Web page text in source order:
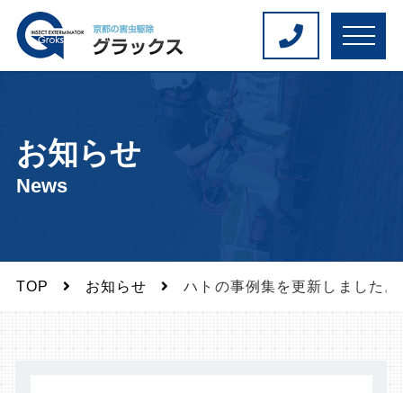
M
E
お知らせ
News
TOP お知らせ ハトの事例集を更新しました。